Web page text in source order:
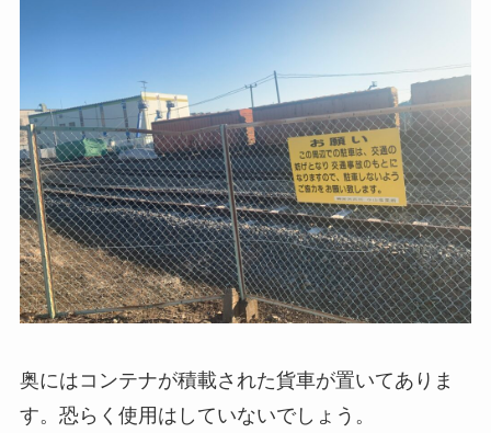
奥にはコンテナが積載された貨車が置いてありま
す。恐らく使用はしていないでしょう。